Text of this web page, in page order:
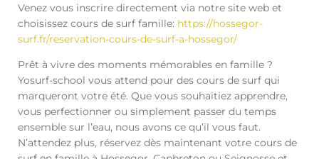
Venez vous inscrire directement via notre site web et
choisissez cours de surf famille: https://hossegor-
surf.fr/reservation-cours-de-surf-a-hossegor/
Prêt à vivre des moments mémorables en famille ?
Yosurf-school vous attend pour des cours de surf qui
marqueront votre été. Que vous souhaitiez apprendre,
vous perfectionner ou simplement passer du temps
ensemble sur l’eau, nous avons ce qu’il vous faut.
N’attendez plus, réservez dès maintenant votre cours de